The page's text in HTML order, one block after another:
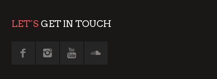
LET´S GET IN TOUCH